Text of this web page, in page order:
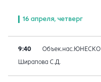
16 апреля, четверг
9:40 Объек.нас.ЮНЕСКО
Ширапова С.Д.